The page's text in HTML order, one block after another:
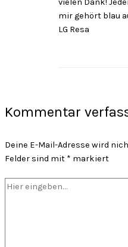
vielen Dank!
mir gehört blau
LG Resa
Kommentar
Deine E-Mail-Adresse wird
Felder sind mit * markiert
Hier